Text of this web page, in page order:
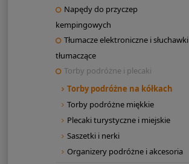
Napędy do przyczep
kempingowych
Tłumacze elektroniczne i słuchawki
tłumaczące
Torby podróżne i plecaki
Torby podróżne na kółkach
Torby podróżne miękkie
Plecaki turystyczne i miejskie
Saszetki i nerki
Organizery podróżne i akcesoria